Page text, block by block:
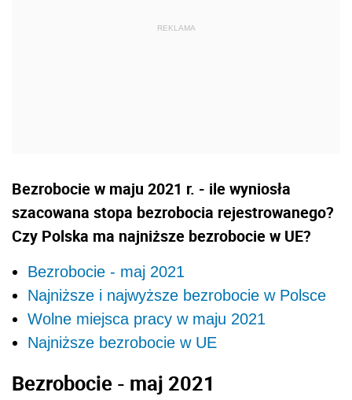
Bezrobocie w maju 2021 r. - ile wyniosła
szacowana stopa bezrobocia rejestrowanego?
Czy Polska ma najniższe bezrobocie w UE?
Bezrobocie - maj 2021
Najniższe i najwyższe bezrobocie w Polsce
Wolne miejsca pracy w maju 2021
Najniższe bezrobocie w UE
Bezrobocie - maj 2021